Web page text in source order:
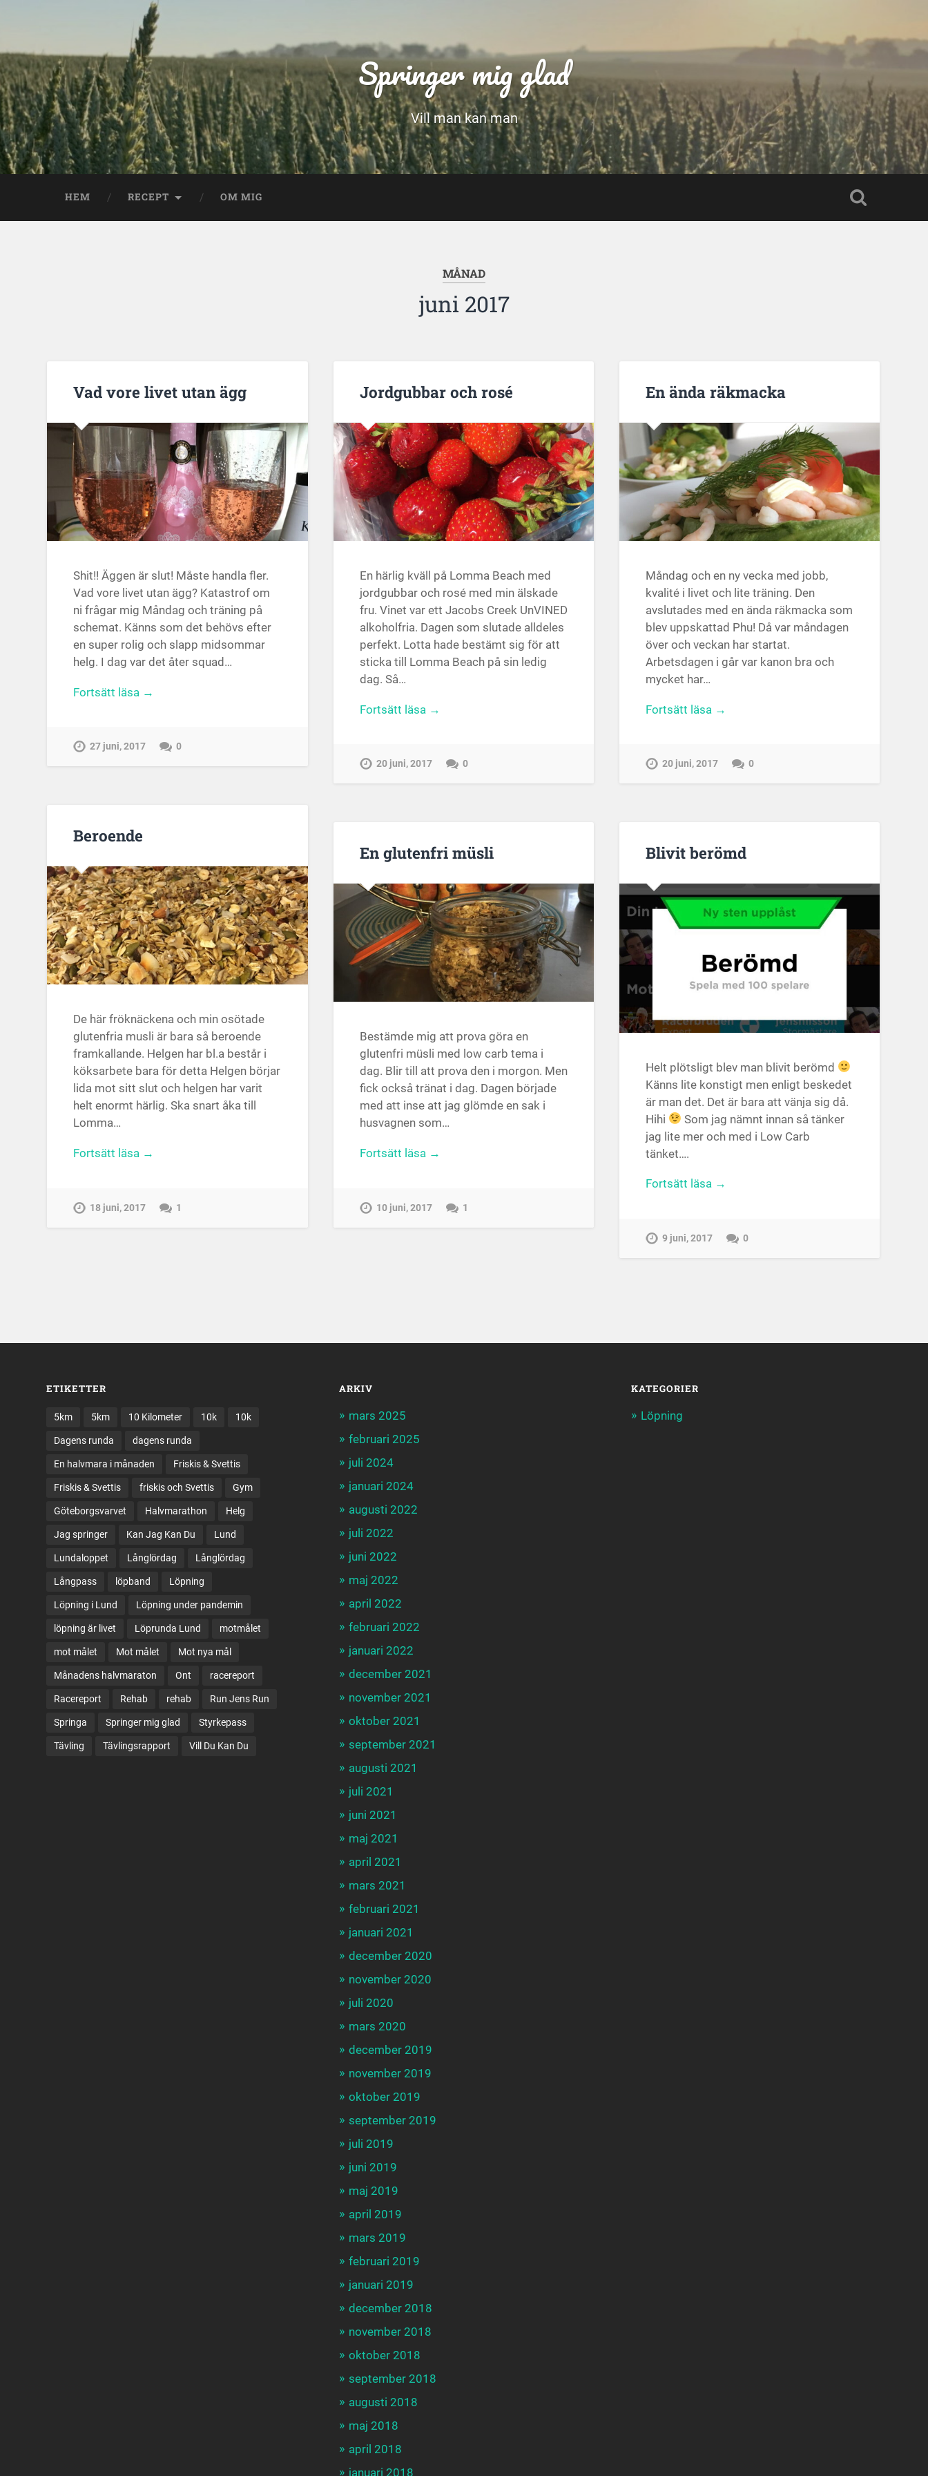
Springer mig glad
Vill man kan man
HEM RECEPT OM MIG
MÅNAD
juni 2017
Vad vore livet utan ägg
Shit!! Äggen är slut! Måste handla fler.
Vad vore livet utan ägg? Katastrof om
ni frågar mig Måndag och träning på
schemat. Känns som det behövs efter
en super rolig och slapp midsommar
helg. I dag var det åter squad…
Fortsätt läsa →
27 juni, 2017 0
Jordgubbar och rosé
En härlig kväll på Lomma Beach med
jordgubbar och rosé med min älskade
fru. Vinet var ett Jacobs Creek UnVINED
alkoholfria. Dagen som slutade alldeles
perfekt. Lotta hade bestämt sig för att
sticka till Lomma Beach på sin ledig
dag. Så…
Fortsätt läsa →
20 juni, 2017 0
En ända räkmacka
Måndag och en ny vecka med jobb,
kvalité i livet och lite träning. Den
avslutades med en ända räkmacka som
blev uppskattad Phu! Då var måndagen
över och veckan har startat.
Arbetsdagen i går var kanon bra och
mycket har…
Fortsätt läsa →
20 juni, 2017 0
Beroende
De här fröknäckena och min osötade
glutenfria musli är bara så beroende
framkallande. Helgen har bl.a består i
köksarbete bara för detta Helgen börjar
lida mot sitt slut och helgen har varit
helt enormt härlig. Ska snart åka till
Lomma…
Fortsätt läsa →
18 juni, 2017 1
En glutenfri müsli
Bestämde mig att prova göra en
glutenfri müsli med low carb tema i
dag. Blir till att prova den i morgon. Men
fick också tränat i dag. Dagen började
med att inse att jag glömde en sak i
husvagnen som…
Fortsätt läsa →
10 juni, 2017 1
Blivit berömd
Helt plötsligt blev man blivit berömd
Känns lite konstigt men enligt beskedet
är man det. Det är bara att vänja sig då.
Hihi
Som jag nämnt innan så tänker
jag lite mer och med i Low Carb
tänket….
Fortsätt läsa →
9 juni, 2017 0
ETIKETTER
5km 5km 10 Kilometer 10k 10k
Dagens runda dagens runda
En halvmara i månaden Friskis & Svettis
Friskis & Svettis friskis och Svettis Gym
Göteborgsvarvet Halvmarathon Helg
Jag springer Kan Jag Kan Du Lund
Lundaloppet Långlördag Långlördag
Långpass löpband Löpning
Löpning i Lund Löpning under pandemin
löpning är livet Löprunda Lund motmålet
mot målet Mot målet Mot nya mål
Månadens halvmaraton Ont racereport
Racereport Rehab rehab Run Jens Run
Springa Springer mig glad Styrkepass
Tävling Tävlingsrapport Vill Du Kan Du
ARKIV
mars 2025
februari 2025
juli 2024
januari 2024
augusti 2022
juli 2022
juni 2022
maj 2022
april 2022
februari 2022
januari 2022
december 2021
november 2021
oktober 2021
september 2021
augusti 2021
juli 2021
juni 2021
maj 2021
april 2021
mars 2021
februari 2021
januari 2021
december 2020
november 2020
juli 2020
mars 2020
december 2019
november 2019
oktober 2019
september 2019
juli 2019
juni 2019
maj 2019
april 2019
mars 2019
februari 2019
januari 2019
december 2018
november 2018
oktober 2018
september 2018
augusti 2018
maj 2018
april 2018
januari 2018
KATEGORIER
Löpning